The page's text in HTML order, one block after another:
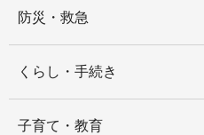
防災・救急
くらし・手続き
子育て・教育